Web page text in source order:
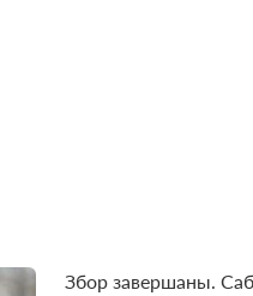
Збор завершаны.